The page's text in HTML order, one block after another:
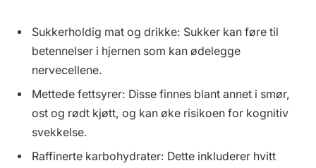
Sukkerholdig mat og drikke: Sukker kan føre til
betennelser i hjernen som kan ødelegge
nervecellene.
Mettede fettsyrer: Disse finnes blant annet i smør,
ost og rødt kjøtt, og kan øke risikoen for kognitiv
svekkelse.
Raffinerte karbohydrater: Dette inkluderer hvitt